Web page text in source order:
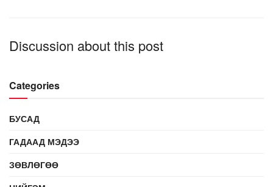
Discussion about this post
Categories
БУСАД
ГАДААД МЭДЭЭ
ЗӨВЛӨГӨӨ